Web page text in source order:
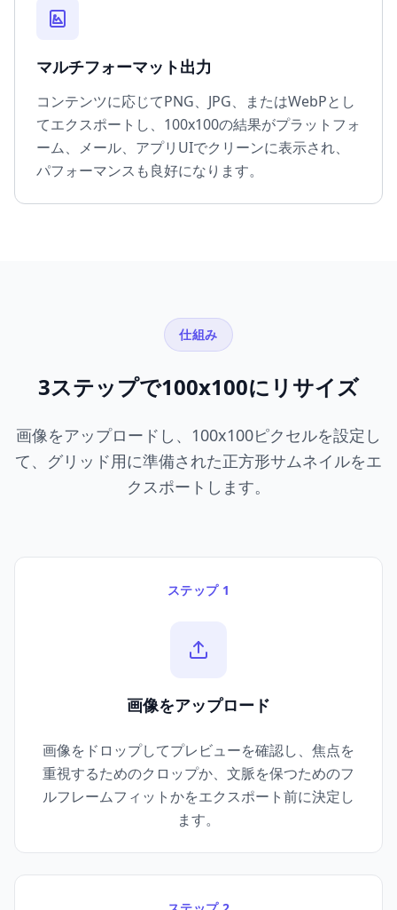
マルチフォーマット出力
コンテンツに応じてPNG、JPG、またはWebPとし
てエクスポートし、100x100の結果がプラットフォ
ーム、メール、アプリUIでクリーンに表示され、
パフォーマンスも良好になります。
仕組み
3ステップで100x100にリサイズ
画像をアップロードし、100x100ピクセルを設定し
て、グリッド用に準備された正方形サムネイルをエ
クスポートします。
ステップ 1
画像をアップロード
画像をドロップしてプレビューを確認し、焦点を
重視するためのクロップか、文脈を保つためのフ
ルフレームフィットかをエクスポート前に決定し
ます。